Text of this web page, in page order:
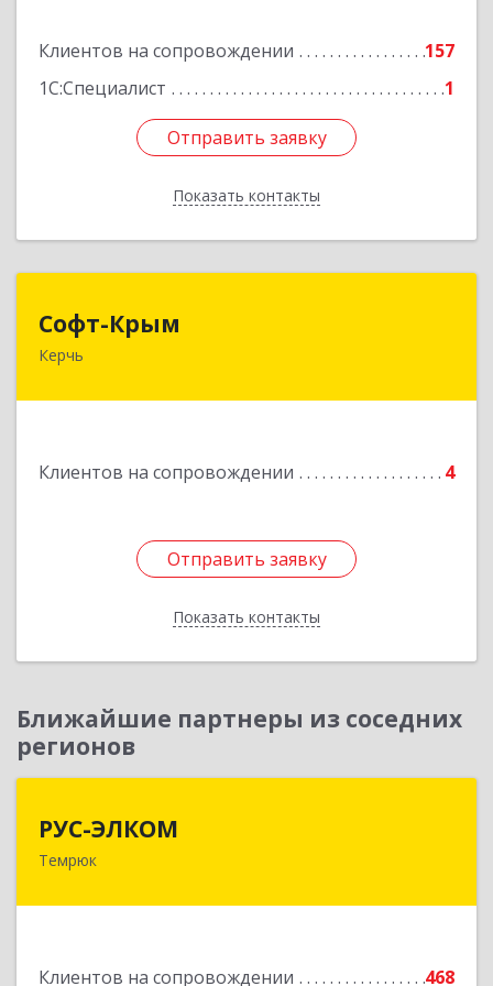
Клиентов на сопровождении
157
1С:Специалист
1
Отправить заявку
Показать контакты
Отправить заявку
Назад
Софт-Крым
Керчь
Клиентов на сопровождении 4
Отправить заявку
Показать контакты
Республика Калмыкия, г. Элиста, ул. Губаревича,
Отправить заявку
Назад
Ближайшие партнеры из соседних
регионов
РУС-ЭЛКОМ
Темрюк
Клиентов на сопровождении 468
353500, Краснодарский край, Темрюкский р-н,